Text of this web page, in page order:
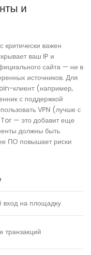
и
важен
ваш IP и
сайта — ни в
источников. Для
клиент (например,
с поддержкой
VPN (лучше с
— это добавит еще
должны быть
ПО повышает риски
на площадку
транзакций